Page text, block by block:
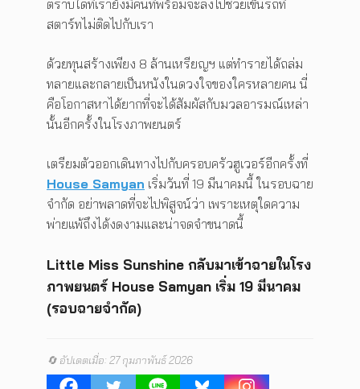
ตราบใดที่เรายังมีคนที่พร้อมจะลงไปช่วยเข็นรถที่
สตาร์ทไม่ติดไปกับเรา
ด้วยทุนสร้างเพียง 8 ล้านเหรียญฯ แต่ทำรายได้ถล่ม
ทลายและกลายเป็นหนังในดวงใจของใครหลายคน นี่
คือโอกาสหาได้ยากที่จะได้สัมผัสกับมวลอารมณ์เหล่า
นั้นอีกครั้งในโรงภาพยนตร์
เตรียมตัวออกเดินทางไปกับครอบครัวฮูเวอร์อีกครั้งที่
House Samyan เริ่มวันที่ 19 มีนาคมนี้ ในรอบฉาย
จำกัด อย่าพลาดที่จะไปพิสูจน์ว่า เพราะเหตุใดความ
พ่ายแพ้ถึงได้งดงามและน่าจดจำขนาดนี้
Little Miss Sunshine กลับมาเข้าฉายในโรง
ภาพยนตร์ House Samyan เริ่ม 19 มีนาคม
(รอบฉายจำกัด)
🔄 อัปเดตเมื่อ: 27 กุมภาพันธ์ 2026